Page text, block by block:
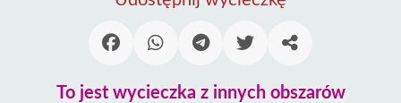
To jest wycieczka z innych obszarów